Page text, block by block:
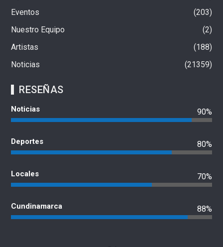
Eventos
203
Nuestro Equipo
2
Artistas
188
Noticias
21359
RESEÑAS
Noticias 90%
Deportes 80%
Locales 70%
Cundinamarca 88%